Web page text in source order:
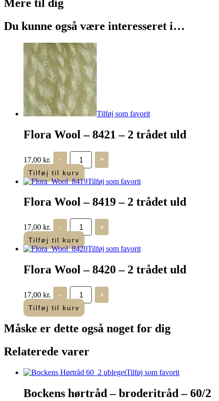
Mere til dig
Du kunne også være interesseret i…
Tilføj som favorit
Flora Wool – 8421 – 2 trådet uld
17,00 kr. -
Flora
Wool
-
8421
-
trådet
antal
+
Tilføj til kurv
Tilføj som favorit
Flora Wool – 8419 – 2 trådet uld
17,00 kr. -
Flora
Wool
-
8419
-
trådet
antal
+
Tilføj til kurv
Tilføj som favorit
Flora Wool – 8420 – 2 trådet uld
17,00 kr. -
Flora
Wool
-
8420
2
antal
+
Tilføj til kurv
Måske er dette også noget for dig
Relaterede varer
Tilføj som favorit
Bockens hørtråd – broderitråd – 60/2